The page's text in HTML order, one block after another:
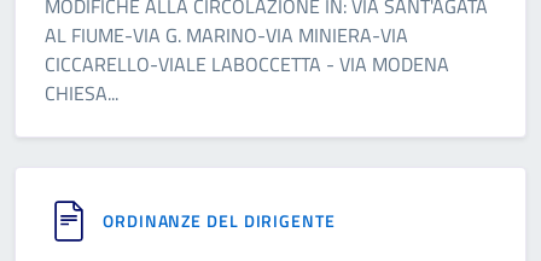
MODIFICHE ALLA CIRCOLAZIONE IN: VIA SANT'AGATA
AL FIUME-VIA G. MARINO-VIA MINIERA-VIA
CICCARELLO-VIALE LABOCCETTA - VIA MODENA
CHIESA...
ORDINANZE DEL DIRIGENTE